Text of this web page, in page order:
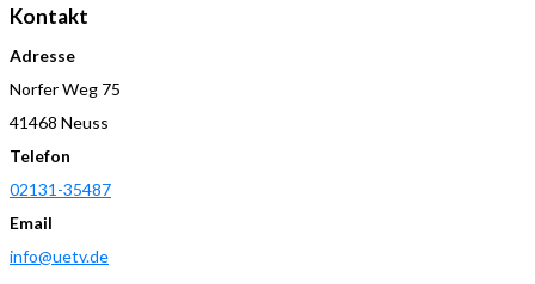
Kontakt
Adresse
Norfer Weg 75
41468 Neuss
Telefon
02131-35487
Email
info@uetv.de